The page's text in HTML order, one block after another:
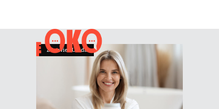
Zdrowie i Uroda